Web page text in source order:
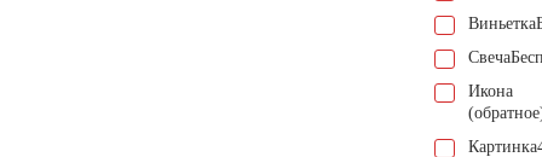
Виньетка
Свеча
Икона
Картинка